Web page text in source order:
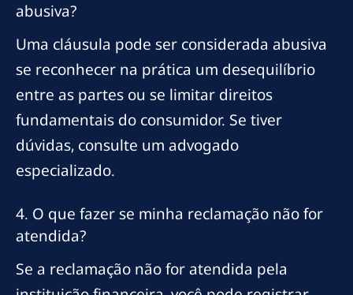
abusiva?
Uma cláusula pode ser considerada abusiva
se reconhecer na prática um desequilíbrio
entre as partes ou se limitar direitos
fundamentais do consumidor. Se tiver
dúvidas, consulte um advogado
especializado.
4. O que fazer se minha reclamação não for
atendida?
Se a reclamação não for atendida pela